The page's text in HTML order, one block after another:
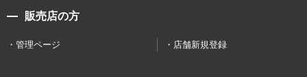
販売店の方
管理ページ 店舗新規登録